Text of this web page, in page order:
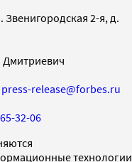
Звенигородская 2-я, д.
Дмитриевич
press-release@forbes.ru
32-06
технологии